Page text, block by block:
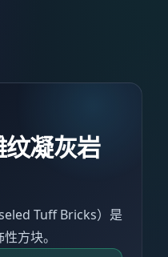
凝灰岩
Tuff Bricks）是
方块。